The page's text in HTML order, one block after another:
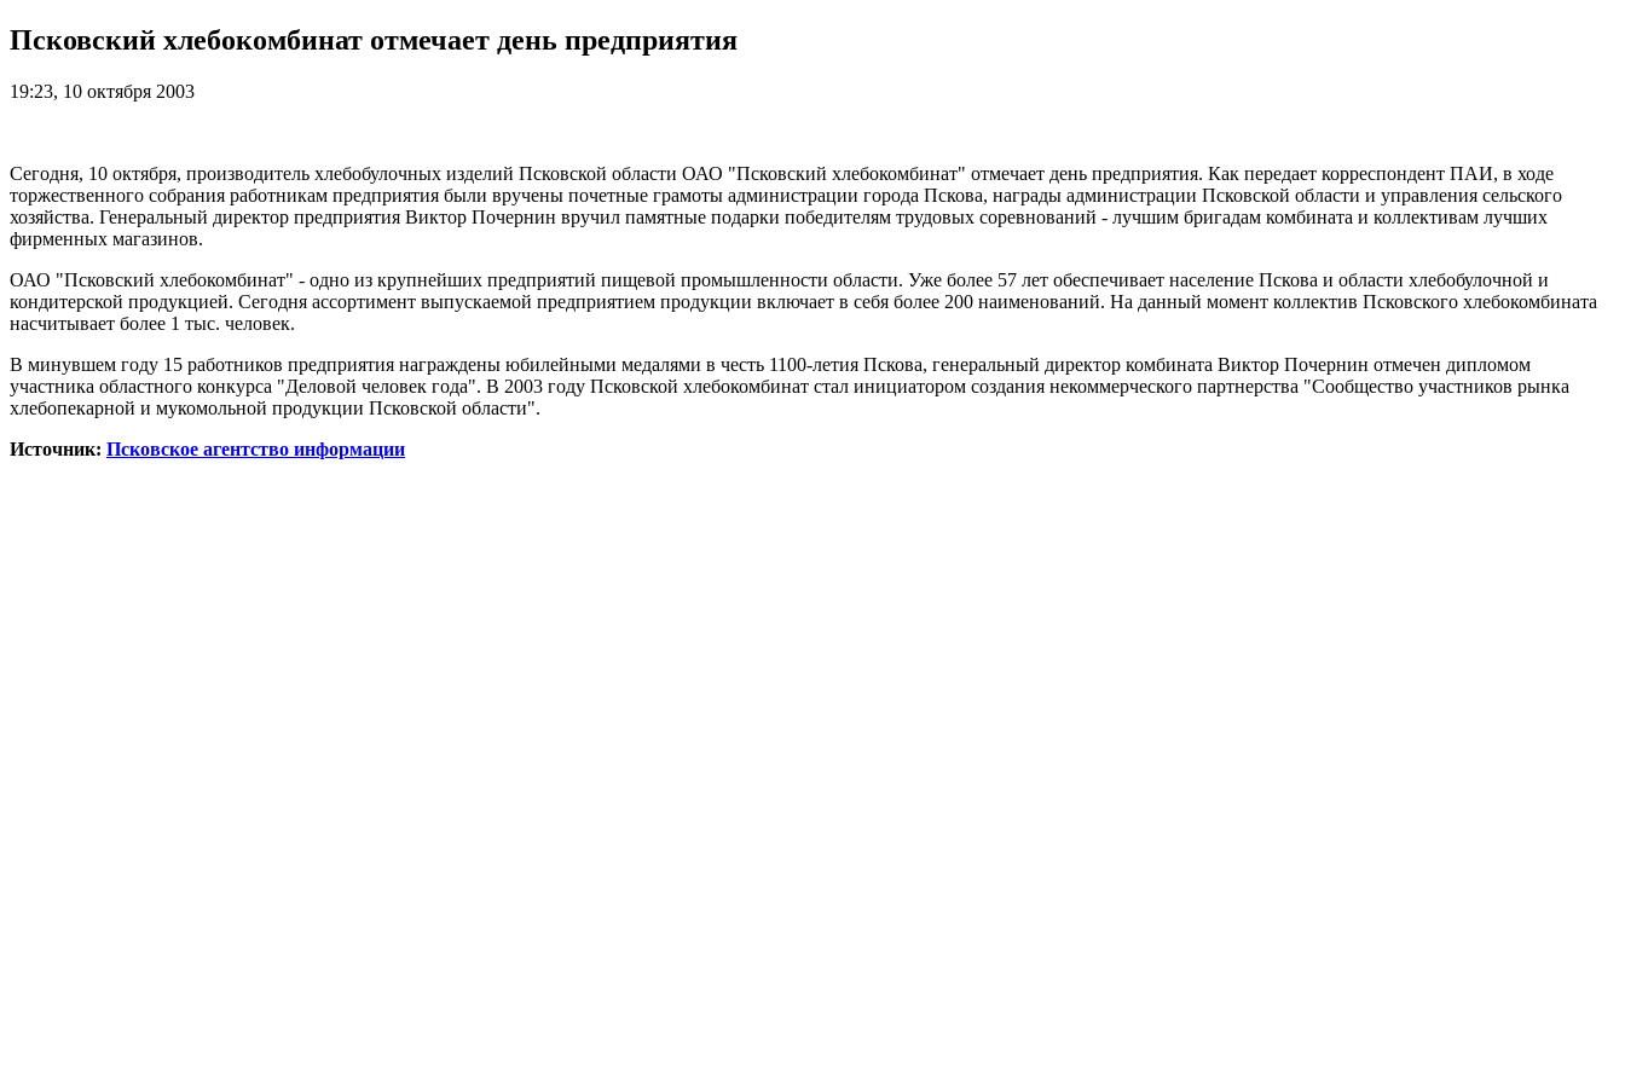
Псковский хлебокомбинат отмечает день предприятия
19:23, 10 октября 2003
Сегодня, 10 октября, производитель хлебобулочных изделий Псковской области ОАО "Псковский хлебокомбинат" отмечает день предприятия. Как передает корреспондент ПАИ, в ходе
торжественного собрания работникам предприятия были вручены почетные грамоты администрации города Пскова, награды администрации Псковской области и управления сельского
хозяйства. Генеральный директор предприятия Виктор Почернин вручил памятные подарки победителям трудовых соревнований - лучшим бригадам комбината и коллективам лучших
фирменных магазинов.
ОАО "Псковский хлебокомбинат" - одно из крупнейших предприятий пищевой промышленности области. Уже более 57 лет обеспечивает население Пскова и области хлебобулочной и
кондитерской продукцией. Сегодня ассортимент выпускаемой предприятием продукции включает в себя более 200 наименований. На данный момент коллектив Псковского хлебокомбината
насчитывает более 1 тыс. человек.
В минувшем году 15 работников предприятия награждены юбилейными медалями в честь 1100-летия Пскова, генеральный директор комбината Виктор Почернин отмечен дипломом
участника областного конкурса "Деловой человек года". В 2003 году Псковской хлебокомбинат стал инициатором создания некоммерческого партнерства "Сообщество участников рынка
хлебопекарной и мукомольной продукции Псковской области".
Источник: Псковское агентство информации